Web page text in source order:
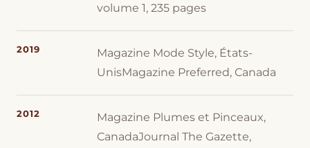
volume 1, 235 pages
2019
Magazine Mode Style, États-
UnisMagazine Preferred, Canada
2012
Magazine Plumes et Pinceaux,
CanadaJournal The Gazette,